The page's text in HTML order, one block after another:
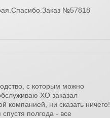
№57818
с которым можно
ХО заказал
компанией, ни сказать ничего!
полгода - все